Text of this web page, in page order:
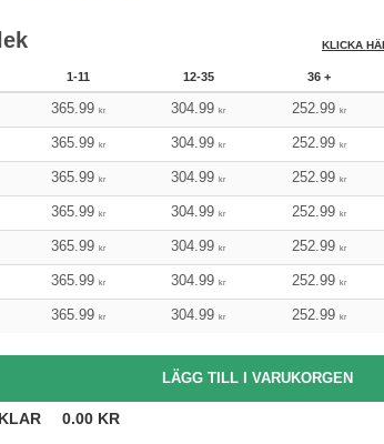
KLICKA
1-11 12-35 36 +
365.99 kr 304.99 kr 252.99 kr
365.99 kr 304.99 kr 252.99 kr
365.99 kr 304.99 kr 252.99 kr
365.99 kr 304.99 kr 252.99 kr
365.99 kr 304.99 kr 252.99 kr
365.99 kr 304.99 kr 252.99 kr
365.99 kr 304.99 kr 252.99 kr
0.00 KR